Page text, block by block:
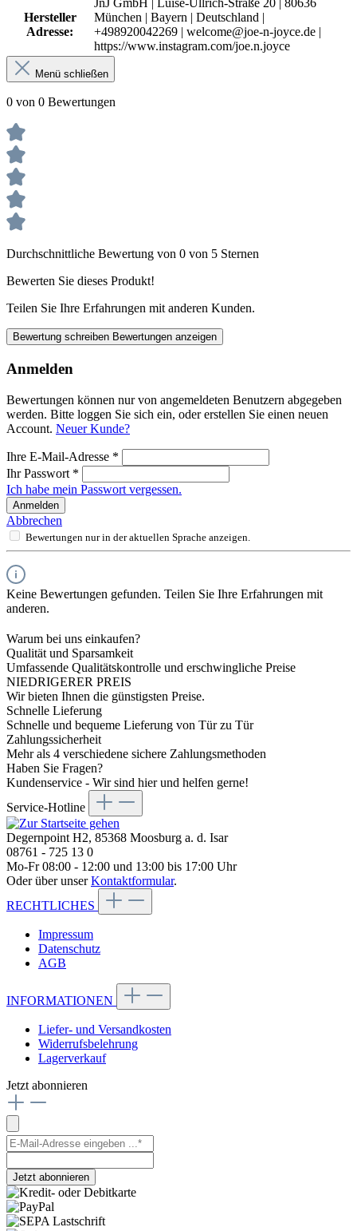
Hersteller
Adresse:
JnJ GmbH | Luise-Ullrich-Straße 20 | 80636
München | Bayern | Deutschland |
+498920042269 | welcome@joe-n-joyce.de |
https://www.instagram.com/joe.n.joyce
Menü schließen
0 von 0 Bewertungen
Durchschnittliche Bewertung von 0 von 5 Sternen
Bewerten Sie dieses Produkt!
Teilen Sie Ihre Erfahrungen mit anderen Kunden.
Bewertung schreiben Bewertungen anzeigen
Anmelden
Bewertungen können nur von angemeldeten Benutzern abgegeben
werden. Bitte loggen Sie sich ein, oder erstellen Sie einen neuen
Account. Neuer Kunde?
Ihre E-Mail-Adresse *
Ihr Passwort *
Ich habe mein Passwort vergessen.
Anmelden
Abbrechen
Bewertungen nur in der aktuellen Sprache anzeigen.
Keine Bewertungen gefunden. Teilen Sie Ihre Erfahrungen mit
anderen.
Warum bei uns einkaufen?
Qualität und Sparsamkeit
Umfassende Qualitätskontrolle und erschwingliche Preise
NIEDRIGERER PREIS
Wir bieten Ihnen die günstigsten Preise.
Schnelle Lieferung
Schnelle und bequeme Lieferung von Tür zu Tür
Zahlungssicherheit
Mehr als 4 verschiedene sichere Zahlungsmethoden
Haben Sie Fragen?
Kundenservice - Wir sind hier und helfen gerne!
Service-Hotline
Degernpoint H2, 85368 Moosburg a. d. Isar
08761 - 725 13 0
Mo-Fr 08:00 - 12:00 und 13:00 bis 17:00 Uhr
Oder über unserKontaktformular.
RECHTLICHES
Impressum
Datenschutz
AGB
INFORMATIONEN
Liefer- und Versandkosten
Widerrufsbelehrung
Lagerverkauf
Jetzt abonnieren
Jetzt abonnieren